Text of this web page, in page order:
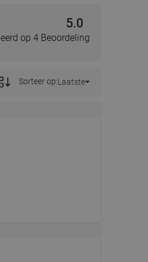
5.0
op 4 Beoordeling
Sorteer op:Laatste